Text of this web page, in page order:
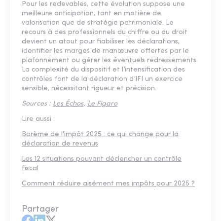
Pour les redevables, cette évolution suppose une
meilleure anticipation, tant en matière de
valorisation que de stratégie patrimoniale. Le
recours à des professionnels du chiffre ou du droit
devient un atout pour fiabiliser les déclarations,
identifier les marges de manœuvre offertes par le
plafonnement ou gérer les éventuels redressements.
La complexité du dispositif et l’intensification des
contrôles font de la déclaration d’IFI un exercice
sensible, nécessitant rigueur et précision.
Sources : Les Échos, Le Figaro
Lire aussi :
Barème de l'impôt 2025 : ce qui change pour la
déclaration de revenus
Les 12 situations pouvant déclencher un contrôle
fiscal
Comment réduire aisément mes impôts pour 2025 ?
Partager